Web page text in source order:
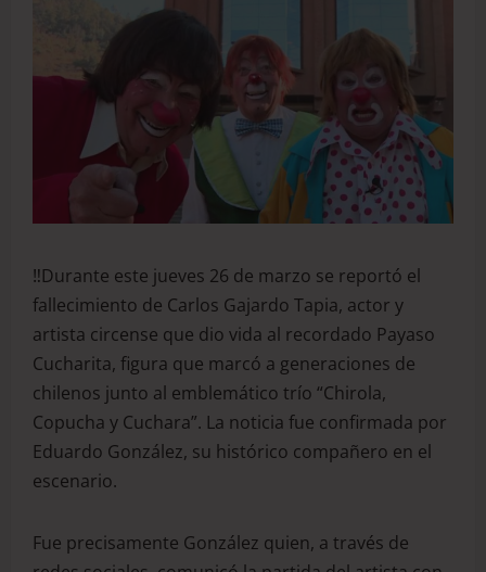
‼️Durante este jueves 26 de marzo se reportó el
fallecimiento de Carlos Gajardo Tapia, actor y
artista circense que dio vida al recordado Payaso
Cucharita, figura que marcó a generaciones de
chilenos junto al emblemático trío “Chirola,
Copucha y Cuchara”. La noticia fue confirmada por
Eduardo González, su histórico compañero en el
escenario.
Fue precisamente González quien, a través de